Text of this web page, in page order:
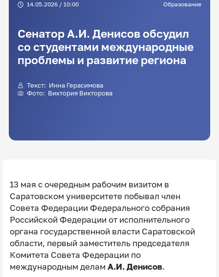
14.05.2026 / 10:00 Образование
Сенатор А.И. Денисов обсудил
со студентами международные
проблемы и развитие региона
Текст: Инна Герасимова
Фото: Виктория Викторова
13 мая с очередным рабочим визитом в
Саратовском университете побывал член
Совета Федерации Федерального собрания
Российской Федерации от исполнительного
органа государственной власти Саратовской
области, первый заместитель председателя
Комитета Совета Федерации по
международным делам А.И. Денисов.